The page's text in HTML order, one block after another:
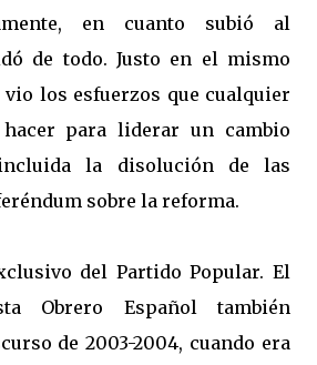
en cuanto subió al
de todo. Justo en el mismo
vio los esfuerzos que cualquier
para liderar un cambio
la disolución de las
sobre la reforma.
del Partido Popular. El
Obrero Español también
de 2003-2004, cuando era